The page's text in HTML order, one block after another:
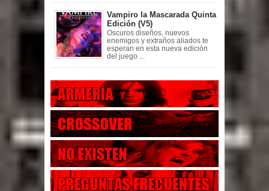
Vampiro la Mascarada Quinta
Edición (V5)
Oscuros diseños, nuevos
enemigos y extraños aliados te
esperan en esta nueva edición
del juego ...